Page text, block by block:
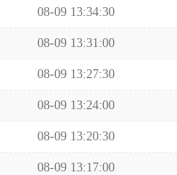
08-09 13:34:30
08-09 13:31:00
08-09 13:27:30
08-09 13:24:00
08-09 13:20:30
08-09 13:17:00